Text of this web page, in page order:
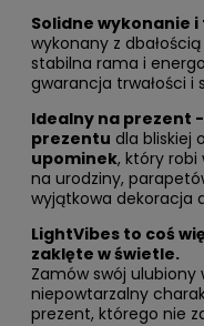
Solidne wykonanie i
wykonany z
stabilna rama i
gwarancja trwałości i
Idealny na prezent -
prezentu dla bliskiej
upominek, który robi
na urodziny,
wyjątkowa dekoracja
LightVibes to coś
zaklęte w świetle.
Zamów swój ulubiony
niepowtarzalny
prezent, którego nie